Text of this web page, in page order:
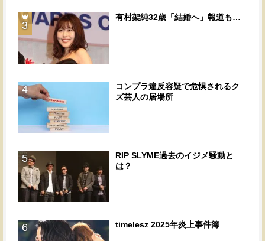
3
有村架純32歳「結婚へ」報道も…
4
コンプラ違反容疑で危惧されるク
ズ芸人の居場所
5
RIP SLYME過去のイジメ騒動と
は？
6 timelesz 2025年炎上事件簿